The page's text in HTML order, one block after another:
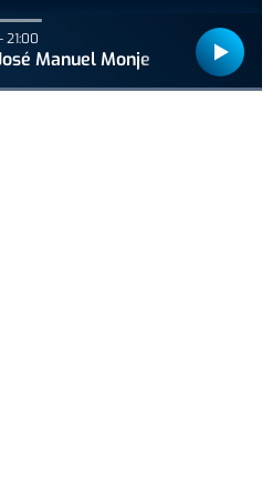
21:00
Manuel Monje